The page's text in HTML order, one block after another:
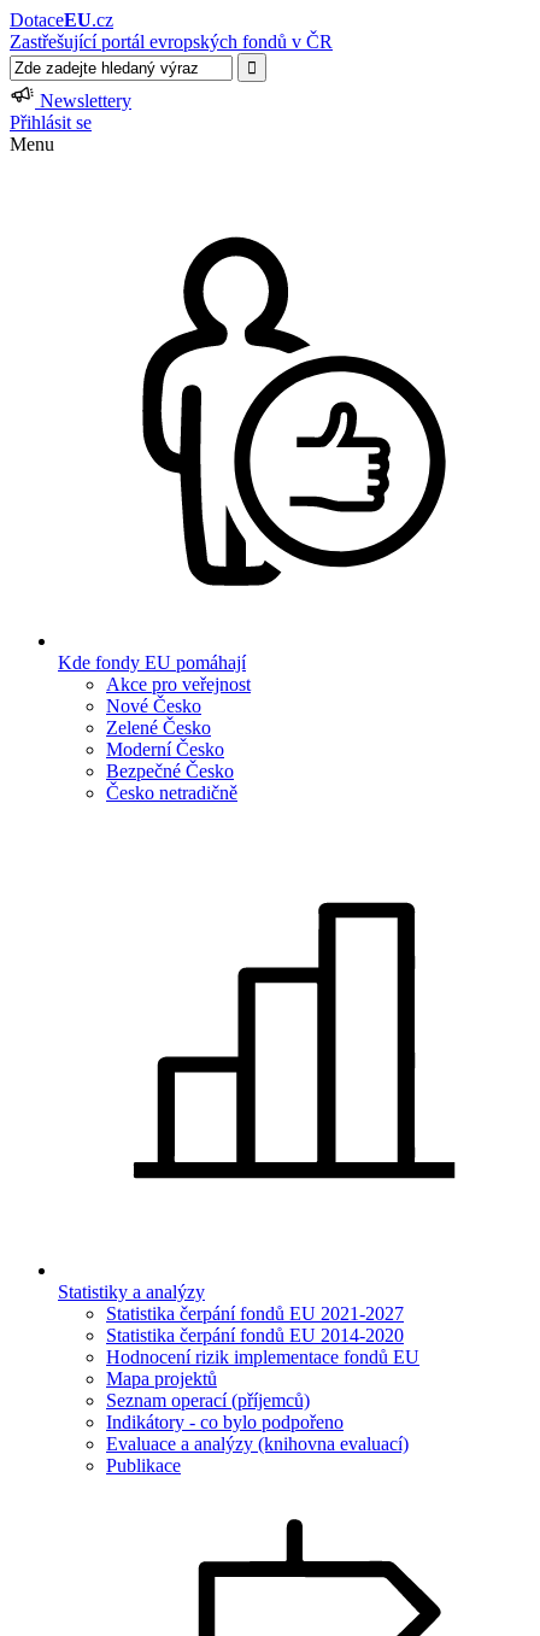
DotaceEU.cz
Zastřešující portál evropských fondů v ČR
Newslettery
Přihlásit se
Menu
Kde fondy EU pomáhají
Akce pro veřejnost
Nové Česko
Zelené Česko
Moderní Česko
Bezpečné Česko
Česko netradičně
Statistiky a analýzy
Statistika čerpání fondů EU 2021-2027
Statistika čerpání fondů EU 2014-2020
Hodnocení rizik implementace fondů EU
Mapa projektů
Seznam operací (příjemců)
Indikátory - co bylo podpořeno
Evaluace a analýzy (knihovna evaluací)
Publikace